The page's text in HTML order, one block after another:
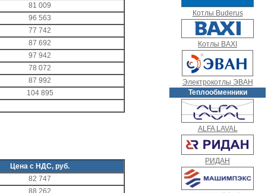
81 009
96 563
77 742
87 692
97 942
78 072
87 992
104 895
Цена с НДС, руб.
82 747
88 262
Котлы Buderus
Котлы BAXI
Электрокотлы ЭВАН
Теплообменники
ALFA LAVAL
РИДАН